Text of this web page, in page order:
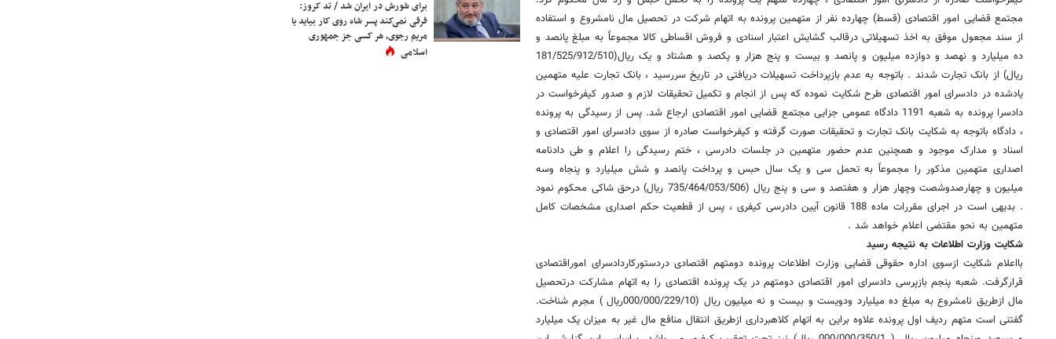
مجتمع قضایی امور اقتصادی (قسط) چهارده نفر از متهمین پرونده به اتهام شرکت در تحصیل مال نامشروع و استفاده
از سند مجعول موفق به اخذ تسهیلاتی درقالب گشایش اعتبار اسنادی و فروش اقساطی کالا مجموعاً به مبلغ پانصد و
ده میلیارد و نهصد و دوازده میلیون و پانصد و بیست و پنج هزار و یکصد و هشتاد و یک ریال(181/525/912/510
ریال) از بانک تجارت شدند . باتوجه به عدم بازپرداخت تسهیلات دریافتی در تاریخ سررسید ، بانک تجارت علیه متهمین
یادشده در دادسرای امور اقتصادی طرح شکایت نموده که پس از انجام و تکمیل تحقیقات لازم و صدور کیفرخواست در
دادسرا پرونده به شعبه 1191 دادگاه عمومی جزایی مجتمع قضایی امور اقتصادی ارجاع شد. پس از رسیدگی به پرونده
، دادگاه باتوجه به شکایت بانک تجارت و تحقیقات صورت گرفته و کیفرخواست صادره از سوی دادسرای امور اقتصادی و
اسناد و مدارک موجود و همچنین عدم حضور متهمین در جلسات دادرسی ، ختم رسیدگی را اعلام و طی دادنامه
اصداری متهمین مذکور را مجموعاً به تحمل سی و یک سال حبس و پرداخت پانصد و شش میلیارد و پنجاه وسه
میلیون و چهارصدوشصت وچهار هزار و هفتصد و سی و پنج ریال (735/464/053/506 ریال) درحق شاکی محکوم نمود
. بدیهی است در اجرای مقررات ماده 188 قانون آیین دادرسی کیفری ، پس از قطعیت حکم اصداری مشخصات کامل
متهمین به نحو مقتضی اعلام خواهد شد .
شکایت وزارت اطلاعات به نتیجه رسید
بااعلام شکایت ازسوی اداره حقوقی قضایی وزارت اطلاعات پرونده دومتهم اقتصادی دردستورکاردادسرای اموراقتصادی
قرارگرفت. شعبه پنجم بازپرسی دادسرای امور اقتصادی دومتهم در یک پرونده اقتصادی را به اتهام مشارکت درتحصیل
مال ازطریق نامشروع به مبلغ ده میلیارد ودویست و بیست و نه میلیون ریال (000/000/229/10ریال ) مجرم شناخت.
گفتنی است متهم ردیف اول پرونده علاوه براین به اتهام کلاهبرداری ازطریق انتقال منافع مال غیر به میزان یک میلیارد
برای شورش در ایران شد / تد کروز:
فرقی نمی‌کند پسر شاه روی کار بیاید یا
مریم رجوی، هر کسی جز جمهوری
اسلامی